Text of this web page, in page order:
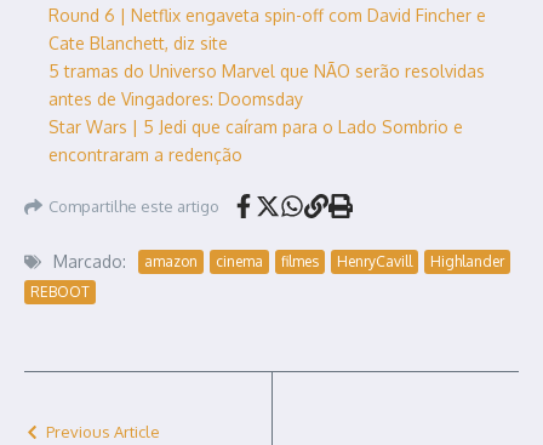
Round 6 | Netflix engaveta spin-off com David Fincher e
Cate Blanchett, diz site
5 tramas do Universo Marvel que NÃO serão resolvidas
antes de Vingadores: Doomsday
Star Wars | 5 Jedi que caíram para o Lado Sombrio e
encontraram a redenção
Compartilhe este artigo
Marcado: amazon cinema filmes HenryCavill
Highlander
REBOOT
Previous Article